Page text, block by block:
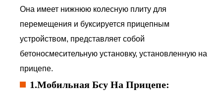
Она имеет нижнюю колесную плиту для
перемещения и буксируется прицепным
устройством, представляет собой
бетоносмесительную установку, установленную на
прицепе.
1.Мобильная Бсу На Прицепе: